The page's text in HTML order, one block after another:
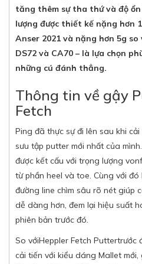
tăng thêm sự tha thứ và độ
lượng được thiết kế nặng hơn
Anser 2021 và nặng hơn 5g
DS72 và CA70 – là lựa chọn
những cú đánh thẳng.
Thông tin về gậy
Fetch
Ping đã thực sự đi lên sau khi
sưu tập putter mới nhất của
được kết cấu với trọng lượng
từ phần heel và toe. Cùng với
đường line chìm sâu rõ nét giúp
dễ dàng hơn, đem lại hiệu suất
phiên bản trước đó.
So vớiHeppler Fetch Puttertrước
cải tiến với kiểu dáng Mallet